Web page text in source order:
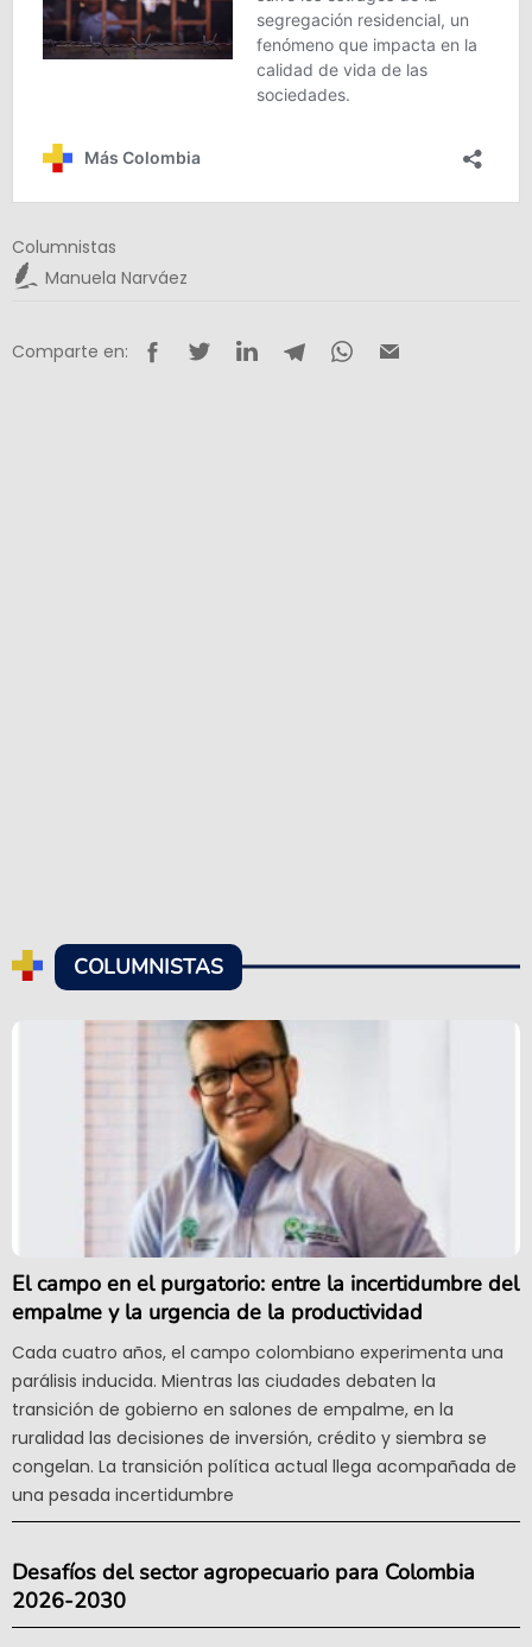
Columnistas
Manuela Narváez
Comparte en:
COLUMNISTAS
El campo en el purgatorio: entre la incertidumbre del
empalme y la urgencia de la productividad
Cada cuatro años, el campo colombiano experimenta una
parálisis inducida. Mientras las ciudades debaten la
transición de gobierno en salones de empalme, en la
ruralidad las decisiones de inversión, crédito y siembra se
congelan. La transición política actual llega acompañada de
una pesada incertidumbre
Desafíos del sector agropecuario para Colombia
2026-2030